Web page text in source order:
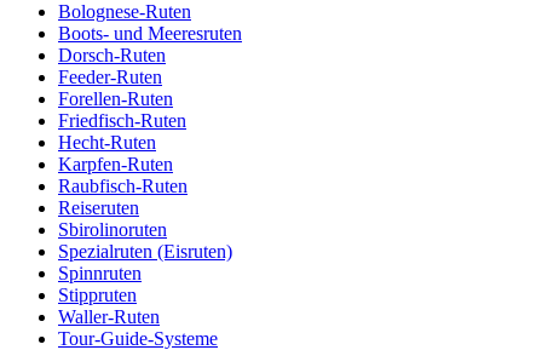
Bolognese-Ruten
Boots- und Meeresruten
Dorsch-Ruten
Feeder-Ruten
Forellen-Ruten
Friedfisch-Ruten
Hecht-Ruten
Karpfen-Ruten
Raubfisch-Ruten
Reiseruten
Sbirolinoruten
Spezialruten (Eisruten)
Spinnruten
Stippruten
Waller-Ruten
Tour-Guide-Systeme